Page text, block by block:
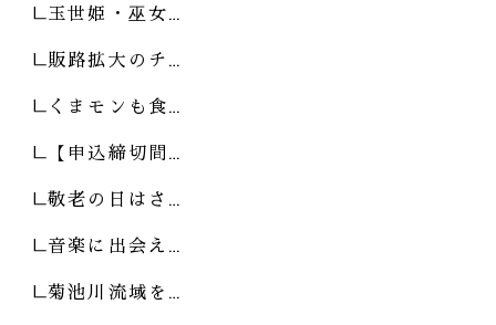
玉世姫・巫女…
販路拡大のチ…
くまモンも食…
【申込締切間…
敬老の日はさ…
音楽に出会え…
菊池川流域を…